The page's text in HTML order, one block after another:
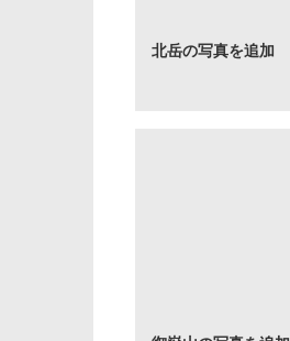
北岳の写真を追加